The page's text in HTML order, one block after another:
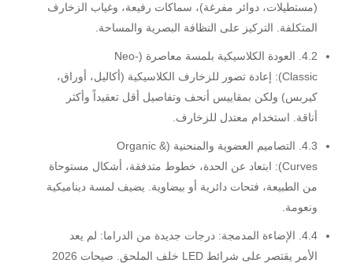
(مستطيلات، دوائر مفرغة)، سماكات رفيعة، وغياب الزخارف
المتكلفة. التركيز على النظافة البصرية والمساحة.
4.2. العودة الكلاسيكية بلمسة معاصرة (Neo-
Classic):
إعادة تصور للزخارف الكلاسيكية (أكاليل، أوراق،
كيربس) ولكن بمقاييس أنحف وتفاصيل أقل تعقيداً وأكثر
أناقة. استخدام معتدل للزخارف.
4.3. التصاميم العضوية والمنحنية (Organic &
Curves):
ابتعاد عن الحدة، خطوط متدفقة، أشكال مستوحاة
من الطبيعة، فتحات دائرية أو بيضاوية. يضيف لمسة ديناميكية
ونعومة.
4.4. الإضاءة المدمجة: درجات جديدة من الدراما:
لم يعد
الأمر يقتصر على شرائط LED خلف الملحق. صيحات 2026